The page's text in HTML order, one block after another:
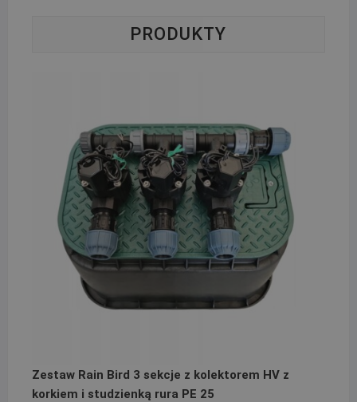
PRODUKTY
Zestaw Rain Bird 3 sekcje z kolektorem HV z
korkiem i studzienką rura PE 25